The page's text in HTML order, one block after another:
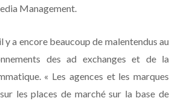
Management.
y a encore beaucoup de malentendus au
des ad exchanges et de la
« Les agences et les marques
les places de marché sur la base de